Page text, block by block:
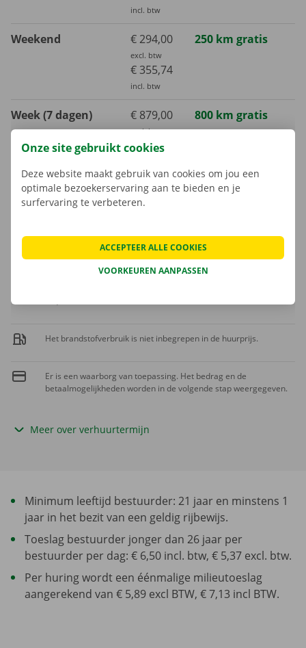
incl. btw
Weekend € 294,00
excl. btw
€ 355,74
incl. btw
250 km gratis
Week (7 dagen) € 879,00
excl. btw
€ 1063,59
800 km gratis
Maand (30 dagen) € 2092,00
excl. btw
incl. btw
3000 km gratis
Extra kilometer
Het brandstofverbruik is niet inbegrepen in de huurprijs.
Er is een waarborg van toepassing. Het bedrag en de
betaalmogelijkheden worden in de volgende stap weergegeven.
Meer over verhuurtermijn
Minimum leeftijd bestuurder: 21 jaar en minstens 1
jaar in het bezit van een geldig rijbewijs.
Toeslag bestuurder jonger dan 26 jaar per
bestuurder per dag: € 6,50 incl. btw, € 5,37 excl. btw.
Per huring wordt een éénmalige milieutoeslag
aangerekend van € 5,89 excl BTW, € 7,13 incl BTW.
Onze site gebruikt cookies
Deze website maakt gebruik van cookies om jou een
optimale bezoekerservaring aan te bieden en je
surfervaring te verbeteren.
VOORKEUREN AANPASSEN
ACCEPTEER ALLE COOKIES